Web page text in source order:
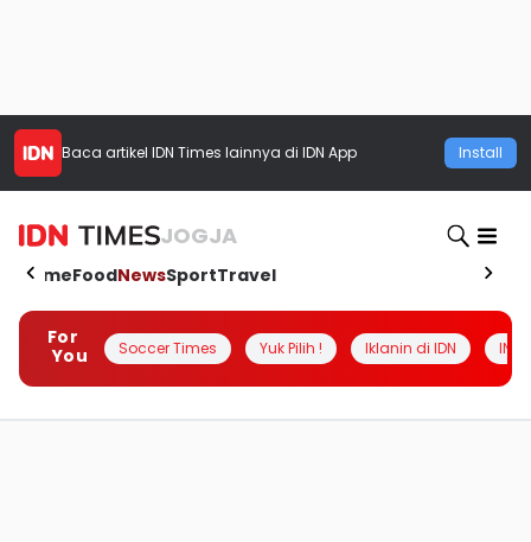
Baca artikel IDN Times lainnya di IDN App Install
JOGJA
HomeFoodNewsSportTravel
For
You
Soccer Times Yuk Pilih ! Iklanin di IDN